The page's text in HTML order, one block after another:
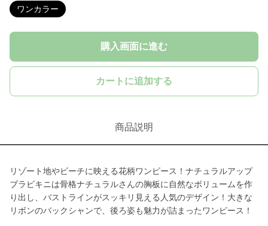
ワンカラー
購入画面に進む
カートに追加する
商品説明
リゾート地やビーチに映える花柄ワンピース！ナチュラルアップ
ブラビキニは骨格ナチュラルさんの胸板に自然なボリュームを作
り出し、バストラインがスッキリ見える人気のデザイン！大きな
リボンのバックシャンで、後ろ姿も魅力が詰まったワンピース！